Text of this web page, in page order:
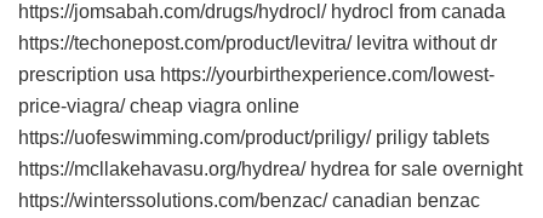
https://jomsabah.com/drugs/hydrocl/ hydrocl from canada
https://techonepost.com/product/levitra/ levitra without dr
prescription usa https://yourbirthexperience.com/lowest-
price-viagra/ cheap viagra online
https://uofeswimming.com/product/priligy/ priligy tablets
https://mcllakehavasu.org/hydrea/ hydrea for sale overnight
https://winterssolutions.com/benzac/ canadian benzac